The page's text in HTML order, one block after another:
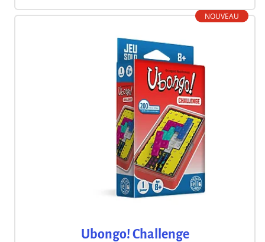
NOUVEAU
Ubongo! Challenge